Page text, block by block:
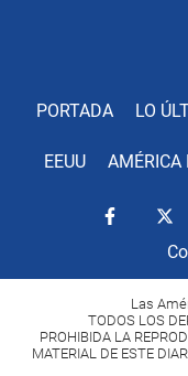
PORTADA LO
EEUU AMÉRICA
Las
TODOS LOS
PROHIBIDA LA
MATERIAL DE ESTE